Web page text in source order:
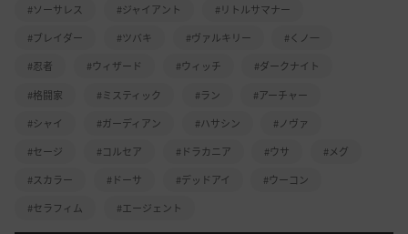
#ソーサレス
#ジャイアント
#リトルサマナー
#ブレイダー
#ツバキ #ヴァルキリー
#くノ一
#忍者
#ウィザード #ウィッチ
#ダークナイト
#格闘家
#ミスティック #ラン
#アーチャー
#シャイ
#ガーディアン #ハサシン
#ノヴァ
#セージ
#コルセア #ドラカニア #ウサ
#メグ
#スカラー
#ドーサ #デッドアイ
#ウーコン
#セラフィム
#エージェント